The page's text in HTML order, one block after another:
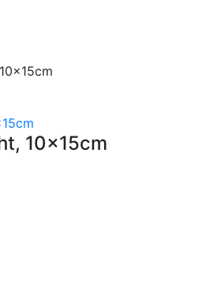
10x15cm